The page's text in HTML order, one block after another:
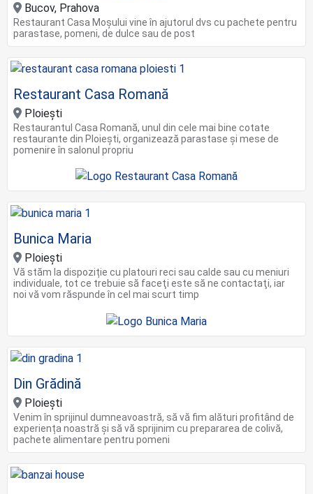
Bucov, Prahova
Restaurant Casa Moșului vine în ajutorul dvs cu pachete pentru
parastase, pomeni, de dulce sau de post
Restaurant Casa Romană
Ploieşti
Restaurantul Casa Romană, unul din cele mai bine cotate
restaurante din Ploiești, organizează parastase şi mese de
pomenire în salonul propriu
Bunica Maria
Ploieşti
Vă stăm la dispoziție cu platouri reci sau calde sau cu meniuri
individuale, tot ce trebuie să faceţi este să ne contactaţi, iar
noi vă vom răspunde în cel mai scurt timp
Din Grădină
Ploiești
Venim în sprijinul dumneavoastră, să vă fim alături profitând de
experiența noastră și să vă sprijinim cu prepararea de colivă,
pachete alimentare pentru pomeni